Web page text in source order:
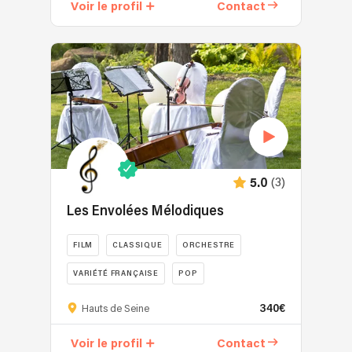
qui
vos
invités.
Parce
que
chaque
événement
est
unique,
nous
cœur
pour
une
un
à
géométrie
variable
professionnel
au
cœur
de
Paris
duo/
trio
et
incarnant
l’élégance
de
Voir le profil Contact
5.0 (3)
Les Envolées Mélodiques
FILM CLASSIQUE ORCHESTRE
VARIÉTÉ FRANÇAISE POP
les
Mélodiques,
Hauts de Seine 340€
Voir le profil Contact